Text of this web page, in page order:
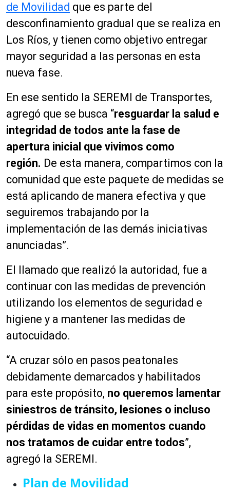
de Movilidad que es parte del
desconfinamiento gradual que se realiza en
Los Ríos, y tienen como objetivo entregar
mayor seguridad a las personas en esta
nueva fase.
En ese sentido la SEREMI de Transportes,
agregó que se busca “resguardar la salud e
integridad de todos ante la fase de
apertura inicial que vivimos como
región. De esta manera, compartimos con la
comunidad que este paquete de medidas se
está aplicando de manera efectiva y que
seguiremos trabajando por la
implementación de las demás iniciativas
anunciadas”.
El llamado que realizó la autoridad, fue a
continuar con las medidas de prevención
utilizando los elementos de seguridad e
higiene y a mantener las medidas de
autocuidado.
“A cruzar sólo en pasos peatonales
debidamente demarcados y habilitados
para este propósito, no queremos lamentar
siniestros de tránsito, lesiones o incluso
pérdidas de vidas en momentos cuando
nos tratamos de cuidar entre todos”,
agregó la SEREMI.
Plan de Movilidad